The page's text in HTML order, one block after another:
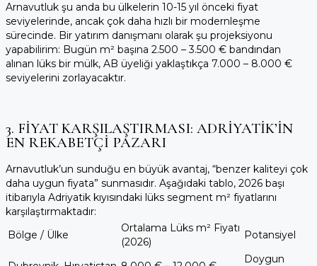
Arnavutluk şu anda bu ülkelerin 10-15 yıl önceki fiyat
seviyelerinde, ancak çok daha hızlı bir modernleşme
sürecinde. Bir yatırım danışmanı olarak şu projeksiyonu
yapabilirim: Bugün m² başına 2.500 – 3.500 € bandından
alınan lüks bir mülk, AB üyeliği yaklaştıkça 7.000 – 8.000 €
seviyelerini zorlayacaktır.
3. FIYAT KARŞILAŞTIRMASI: ADRIYATIK’IN
EN REKABETÇI PAZARI
Arnavutluk’un sunduğu en büyük avantaj, “benzer kaliteyi çok
daha uygun fiyata” sunmasıdır. Aşağıdaki tablo, 2026 başı
itibarıyla Adriyatik kıyısındaki lüks segment m² fiyatlarını
karşılaştırmaktadır:
Bölge / Ülke
Ortalama Lüks m² Fiyatı
(2026)
Potansiyel
Doygun